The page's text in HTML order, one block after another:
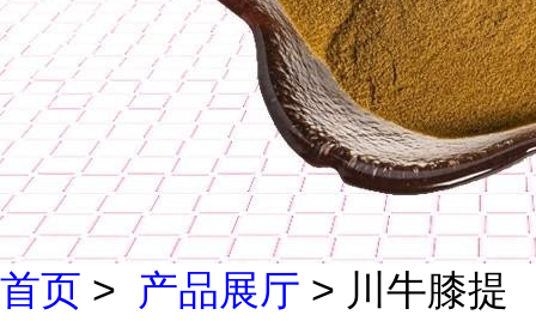
首页 > 产品展厅 > 川牛膝提